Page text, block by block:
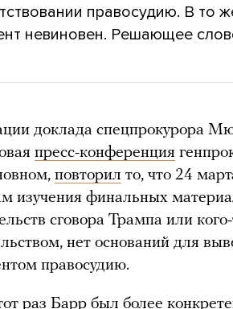
правосудию. В то
невиновен. Решающее
доклада спецпрокурора
пресс-конференция
повторил то, что 24
изучения финальных
сговора Трампа или
нет оснований для
правосудию.
раз Барр был более